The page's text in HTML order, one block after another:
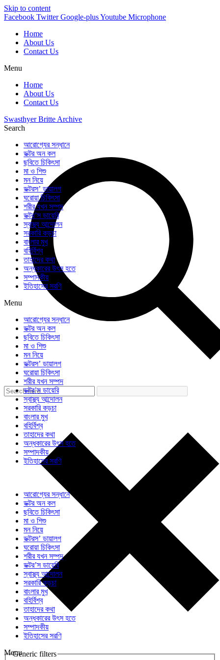
Skip to content
Facebook Twitter Google-plusYoutube Microphone
Home
About Us
Contact Us
Menu
Home
About Us
Contact Us
Swasthyer Britte Archive
Search
Generic filters
আরোগ্যের সন্ধানে
ডক্টর অন কল
ছবিতে চিকিৎসা
মা ও শিশু
মন নিয়ে
ডক্টরস’ ডায়ালগ
ঘরোয়া চিকিৎসা
শরীর যখন সম্পদ
ডক্টর’স ডায়েরি
স্বাস্থ্য আন্দোলন
সরকারি কড়চা
বাংলার মুখ
বহির্বিশ্ব
তাহাদের কথা
অন্ধকারের উৎস হতে
সম্পাদকীয়
ইতিহাসের সরণি
Menu
আরোগ্যের সন্ধানে
ডক্টর অন কল
ছবিতে চিকিৎসা
মা ও শিশু
মন নিয়ে
ডক্টরস’ ডায়ালগ
ঘরোয়া চিকিৎসা
শরীর যখন সম্পদ
ডক্টর’স ডায়েরি
স্বাস্থ্য আন্দোলন
সরকারি কড়চা
বাংলার মুখ
বহির্বিশ্ব
তাহাদের কথা
অন্ধকারের উৎস হতে
সম্পাদকীয়
ইতিহাসের সরণি
আরোগ্যের সন্ধানে
ডক্টর অন কল
ছবিতে চিকিৎসা
মা ও শিশু
মন নিয়ে
ডক্টরস’ ডায়ালগ
ঘরোয়া চিকিৎসা
শরীর যখন সম্পদ
ডক্টর’স ডায়েরি
স্বাস্থ্য আন্দোলন
সরকারি কড়চা
বাংলার মুখ
বহির্বিশ্ব
তাহাদের কথা
অন্ধকারের উৎস হতে
সম্পাদকীয়
ইতিহাসের সরণি
Menu